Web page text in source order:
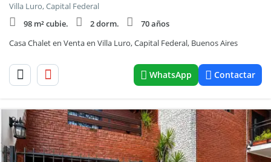
Villa Luro, Capital Federal
98 m² cubie.
2 dorm.
70 años
Casa Chalet en Venta en Villa Luro, Capital Federal, Buenos Aires
WhatsApp Contactar